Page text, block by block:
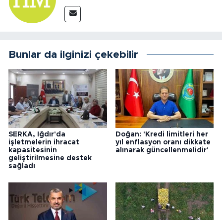
Bunlar da ilginizi çekebilir
SERKA, Iğdır'da
işletmelerin ihracat
kapasitesinin
geliştirilmesine destek
sağladı
Doğan: 'Kredi limitleri her
yıl enflasyon oranı dikkate
alınarak güncellenmelidir'